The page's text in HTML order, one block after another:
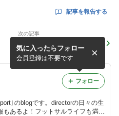
記事を報告する
次の記事
dress pantera football clini
c U-9
｣のblogです。directorの日々の生
もあるよ！フットサルライフも満
気に入ったらフォロー
会員登録は不要です
フォロー